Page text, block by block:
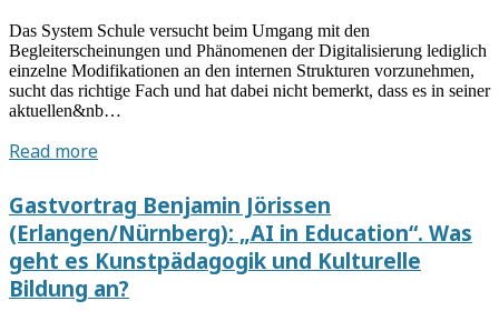
Das System Schule versucht beim Umgang mit den
Begleiterscheinungen und Phänomenen der Digitalisierung lediglich
einzelne Modifikationen an den internen Strukturen vorzunehmen,
sucht das richtige Fach und hat dabei nicht bemerkt, dass es in seiner
aktuellen&nb…
Read moreGastvortrag
Willy
Noll:
Der
mediale
Anfangsunterricht:
Gastvortrag Benjamin Jörissen
(Erlangen/Nürnberg): „AI in Education“. Was
geht es Kunstpädagogik und Kulturelle
Bildung an?